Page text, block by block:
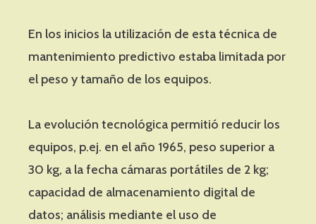
En los inicios la utilización de esta técnica de
mantenimiento predictivo estaba limitada por
el peso y tamaño de los equipos.
La evolución tecnológica permitió reducir los
equipos, p.ej. en el año 1965, peso superior a
30 kg, a la fecha cámaras portátiles de 2 kg;
capacidad de almacenamiento digital de
datos; análisis mediante el uso de